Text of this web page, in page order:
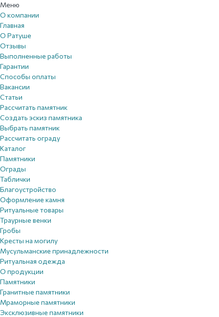
Меню
О компании
Главная
О Ратуше
Отзывы
Выполненные работы
Гарантии
Способы оплаты
Вакансии
Статьи
Рассчитать памятник
Создать эскиз памятника
Выбрать памятник
Рассчитать ограду
Каталог
Памятники
Ограды
Таблички
Благоустройствo
Оформление камня
Ритуальные товары
Траурные венки
Гробы
Кресты на могилу
Мусульманские принадлежности
Ритуальная одежда
О продукции
Памятники
Гранитные памятники
Мраморные памятники
Эксклюзивные памятники